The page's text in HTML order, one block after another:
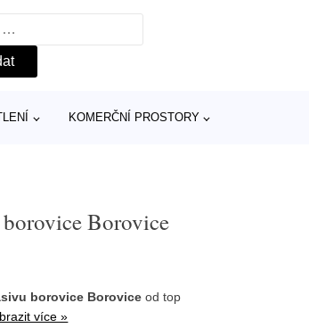
KOMERČNÍ PROSTORY
Borovice
borovice Borovice od top
více »